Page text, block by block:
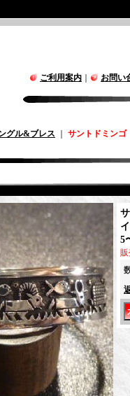
ご利用案内 お問い
グル&ブレス
サントドミン
5